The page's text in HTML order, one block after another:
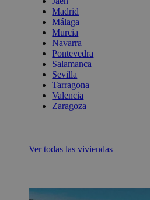
Madrid
Málaga
Murcia
Navarra
Pontevedra
Salamanca
Sevilla
Tarragona
Valencia
Zaragoza
Ver todas las viviendas